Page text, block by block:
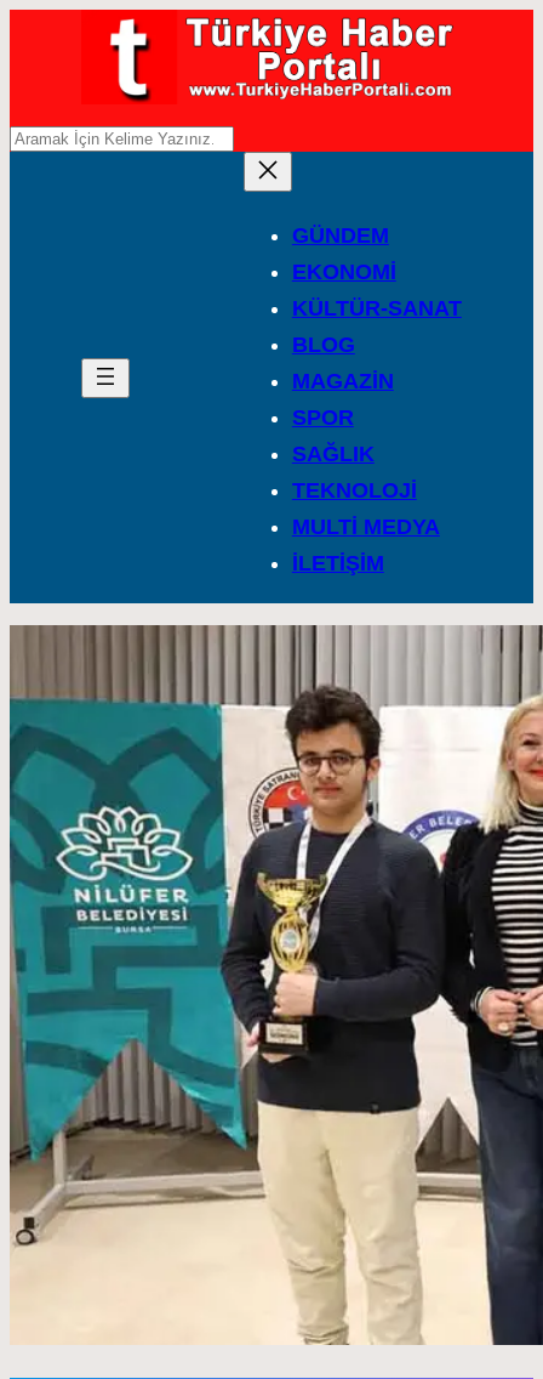
A
GÜNDEM
EKONOMİ
KÜLTÜR-SANAT
BLOG
MAGAZİN
SPOR
SAĞLIK
TEKNOLOJİ
MULTİ MEDYA
İLETİŞİM